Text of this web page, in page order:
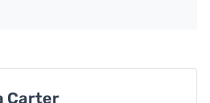
Carter